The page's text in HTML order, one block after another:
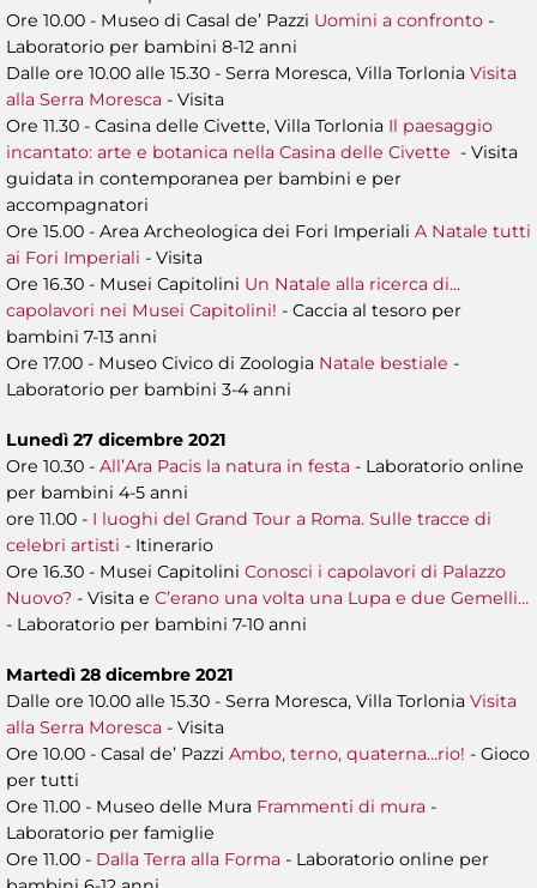
Ore 10.00 - Museo di Casal de’ Pazzi Uomini a confronto -
Laboratorio per bambini 8-12 anni
Dalle ore 10.00 alle 15.30 - Serra Moresca, Villa Torlonia Visita
alla Serra Moresca - Visita
Ore 11.30 - Casina delle Civette, Villa Torlonia Il paesaggio
incantato: arte e botanica nella Casina delle Civette - Visita
guidata in contemporanea per bambini e per
accompagnatori
Ore 15.00 - Area Archeologica dei Fori Imperiali A Natale tutti
ai Fori Imperiali - Visita
Ore 16.30 - Musei Capitolini Un Natale alla ricerca di...
capolavori nei Musei Capitolini! - Caccia al tesoro per
bambini 7-13 anni
Ore 17.00 - Museo Civico di Zoologia Natale bestiale -
Laboratorio per bambini 3-4 anni
Lunedì 27 dicembre 2021
Ore 10.30 - All’Ara Pacis la natura in festa - Laboratorio online
per bambini 4-5 anni
ore 11.00 - I luoghi del Grand Tour a Roma. Sulle tracce di
celebri artisti - Itinerario
Ore 16.30 - Musei Capitolini Conosci i capolavori di Palazzo
Nuovo? - Visita e C’erano una volta una Lupa e due Gemelli…
- Laboratorio per bambini 7-10 anni
Martedì 28 dicembre 2021
Dalle ore 10.00 alle 15.30 - Serra Moresca, Villa Torlonia Visita
alla Serra Moresca - Visita
Ore 10.00 - Casal de’ Pazzi Ambo, terno, quaterna…rio! - Gioco
per tutti
Ore 11.00 - Museo delle Mura Frammenti di mura -
Laboratorio per famiglie
Ore 11.00 - Dalla Terra alla Forma - Laboratorio online per